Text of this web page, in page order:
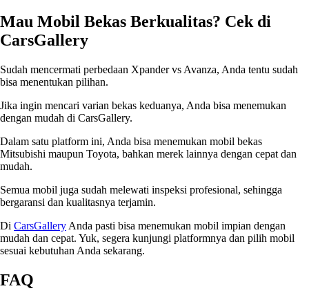
Mau Mobil Bekas Berkualitas? Cek di
CarsGallery
Sudah mencermati perbedaan Xpander vs Avanza, Anda tentu sudah
bisa menentukan pilihan.
Jika ingin mencari varian bekas keduanya, Anda bisa menemukan
dengan mudah di CarsGallery.
Dalam satu platform ini, Anda bisa menemukan mobil bekas
Mitsubishi maupun Toyota, bahkan merek lainnya dengan cepat dan
mudah.
Semua mobil juga sudah melewati inspeksi profesional, sehingga
bergaransi dan kualitasnya terjamin.
Di CarsGallery Anda pasti bisa menemukan mobil impian dengan
mudah dan cepat. Yuk, segera kunjungi platformnya dan pilih mobil
sesuai kebutuhan Anda sekarang.
FAQ